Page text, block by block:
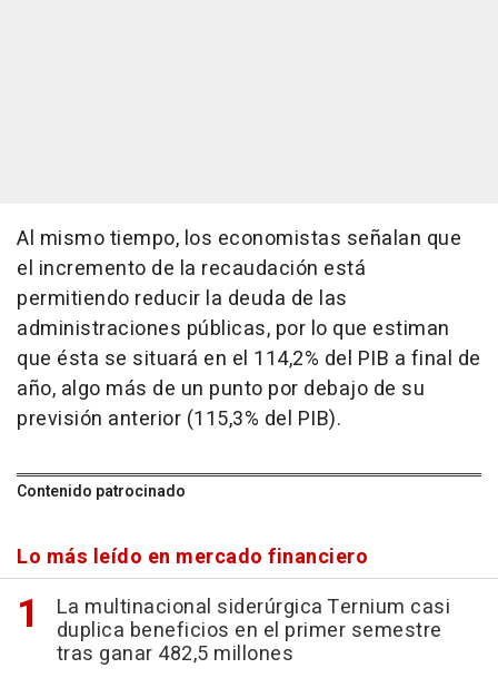
Al mismo tiempo, los economistas señalan que
el incremento de la recaudación está
permitiendo reducir la deuda de las
administraciones públicas, por lo que estiman
que ésta se situará en el 114,2% del PIB a final de
año, algo más de un punto por debajo de su
previsión anterior (115,3% del PIB).
Contenido patrocinado
Lo más leído en mercado financiero
La multinacional siderúrgica Ternium casi
duplica beneficios en el primer semestre
tras ganar 482,5 millones